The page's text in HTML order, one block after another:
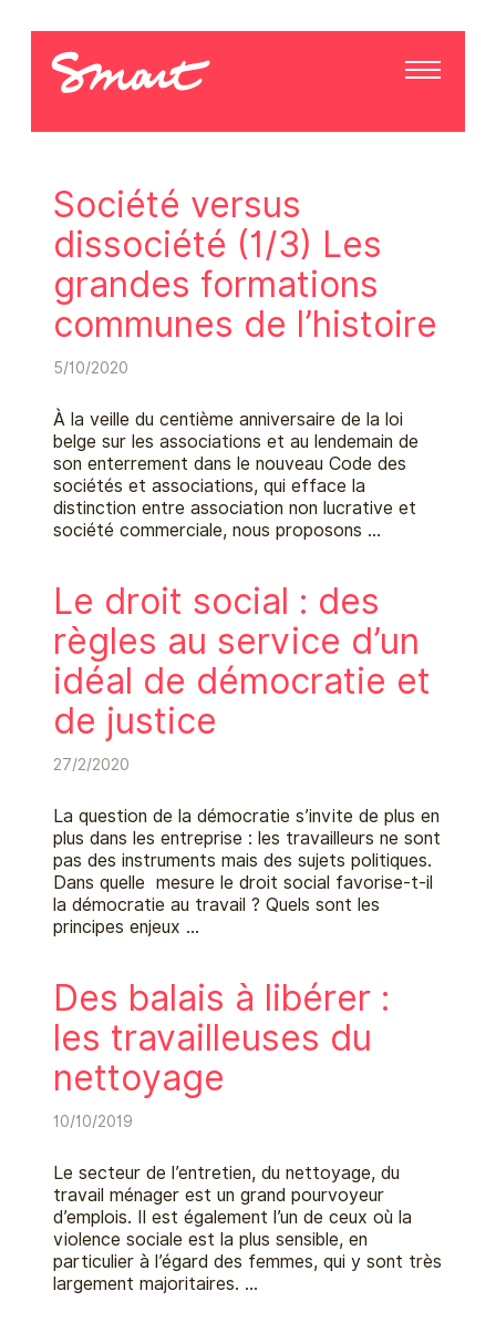
Société versus
dissociété (1/3) Les
grandes formations
communes de l’histoire
5/10/2020
À la veille du centième anniversaire de la loi
belge sur les associations et au lendemain de
son enterrement dans le nouveau Code des
sociétés et associations, qui efface la
distinction entre association non lucrative et
société commerciale, nous proposons …
Le droit social : des
règles au service d’un
idéal de démocratie et
de justice
27/2/2020
La question de la démocratie s’invite de plus en
plus dans les entreprise : les travailleurs ne sont
pas des instruments mais des sujets politiques.
Dans quelle mesure le droit social favorise-t-il
la démocratie au travail ? Quels sont les
principes enjeux …
Des balais à libérer :
les travailleuses du
nettoyage
10/10/2019
Le secteur de l’entretien, du nettoyage, du
travail ménager est un grand pourvoyeur
d’emplois. Il est également l’un de ceux où la
violence sociale est la plus sensible, en
particulier à l’égard des femmes, qui y sont très
largement majoritaires. …